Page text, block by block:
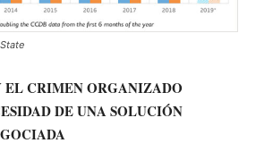
EL CRIMEN ORGANIZADO
DE UNA SOLUCIÓN